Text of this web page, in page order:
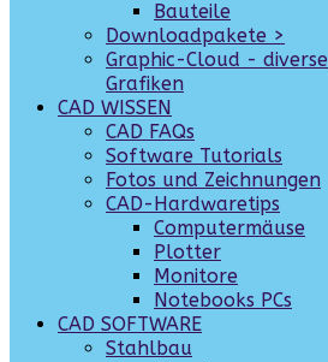
Bauteile
Downloadpakete >
Graphic-Cloud - diverse
Grafiken
CAD WISSEN
CAD FAQs
Software Tutorials
Fotos und Zeichnungen
CAD-Hardwaretips
Computermäuse
Plotter
Monitore
Notebooks PCs
CAD SOFTWARE
Stahlbau